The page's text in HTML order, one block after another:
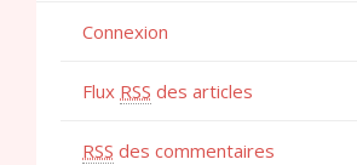
Connexion
Flux RSS des articles
RSS des commentaires